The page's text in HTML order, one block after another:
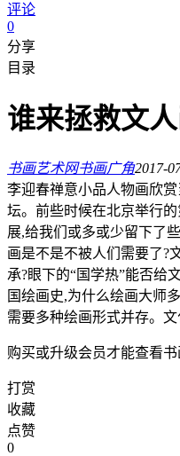
评论
0
分享
目录
谁来拯救文人
书画艺术网书画广角2017-
李迎春禅意小品人物画欣
坛。前些时候在北京举行
展,给我们或多或少留下了
画是不是不被人们需要了?
承?眼下的“国学热”能否给
国绘画史,为什么绘画大师
需要多种绘画形式并存。文
购买或升级会员才能查看
打赏
收藏
点赞
0